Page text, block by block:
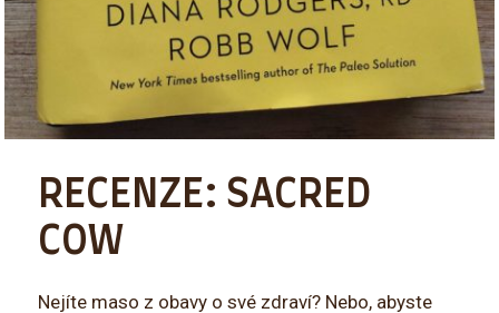
RECENZE: SACRED
COW
Nejíte maso z obavy o své zdraví? Nebo, abyste